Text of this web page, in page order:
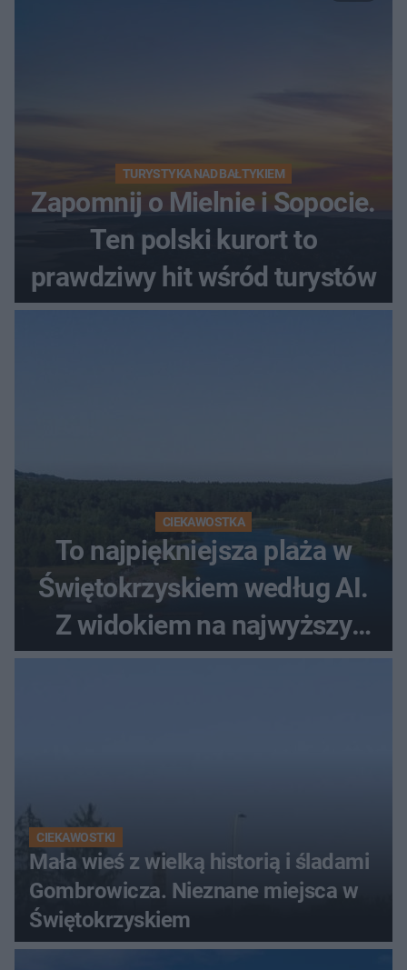
TURYSTYKA NAD BAŁTYKIEM
Zapomnij o Mielnie i Sopocie.
Ten polski kurort to
prawdziwy hit wśród turystów
CIEKAWOSTKA
To najpiękniejsza plaża w
Świętokrzyskiem według AI.
Z widokiem na najwyższy
szczyt Gór Świętokrzyskich
CIEKAWOSTKI
Mała wieś z wielką historią i śladami
Gombrowicza. Nieznane miejsca w
Świętokrzyskiem